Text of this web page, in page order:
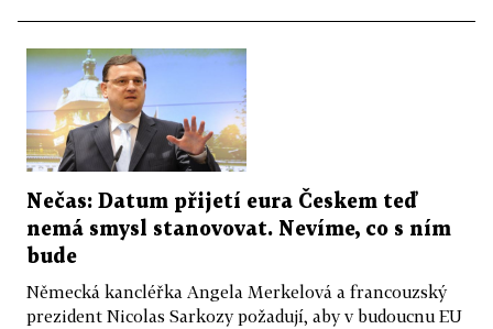
Nečas: Datum přijetí eura Českem teď
nemá smysl stanovovat. Nevíme, co s ním
bude
Německá kancléřka Angela Merkelová a francouzský
prezident Nicolas Sarkozy požadují, aby v budoucnu EU